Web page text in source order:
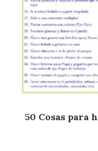
50 Cosas para